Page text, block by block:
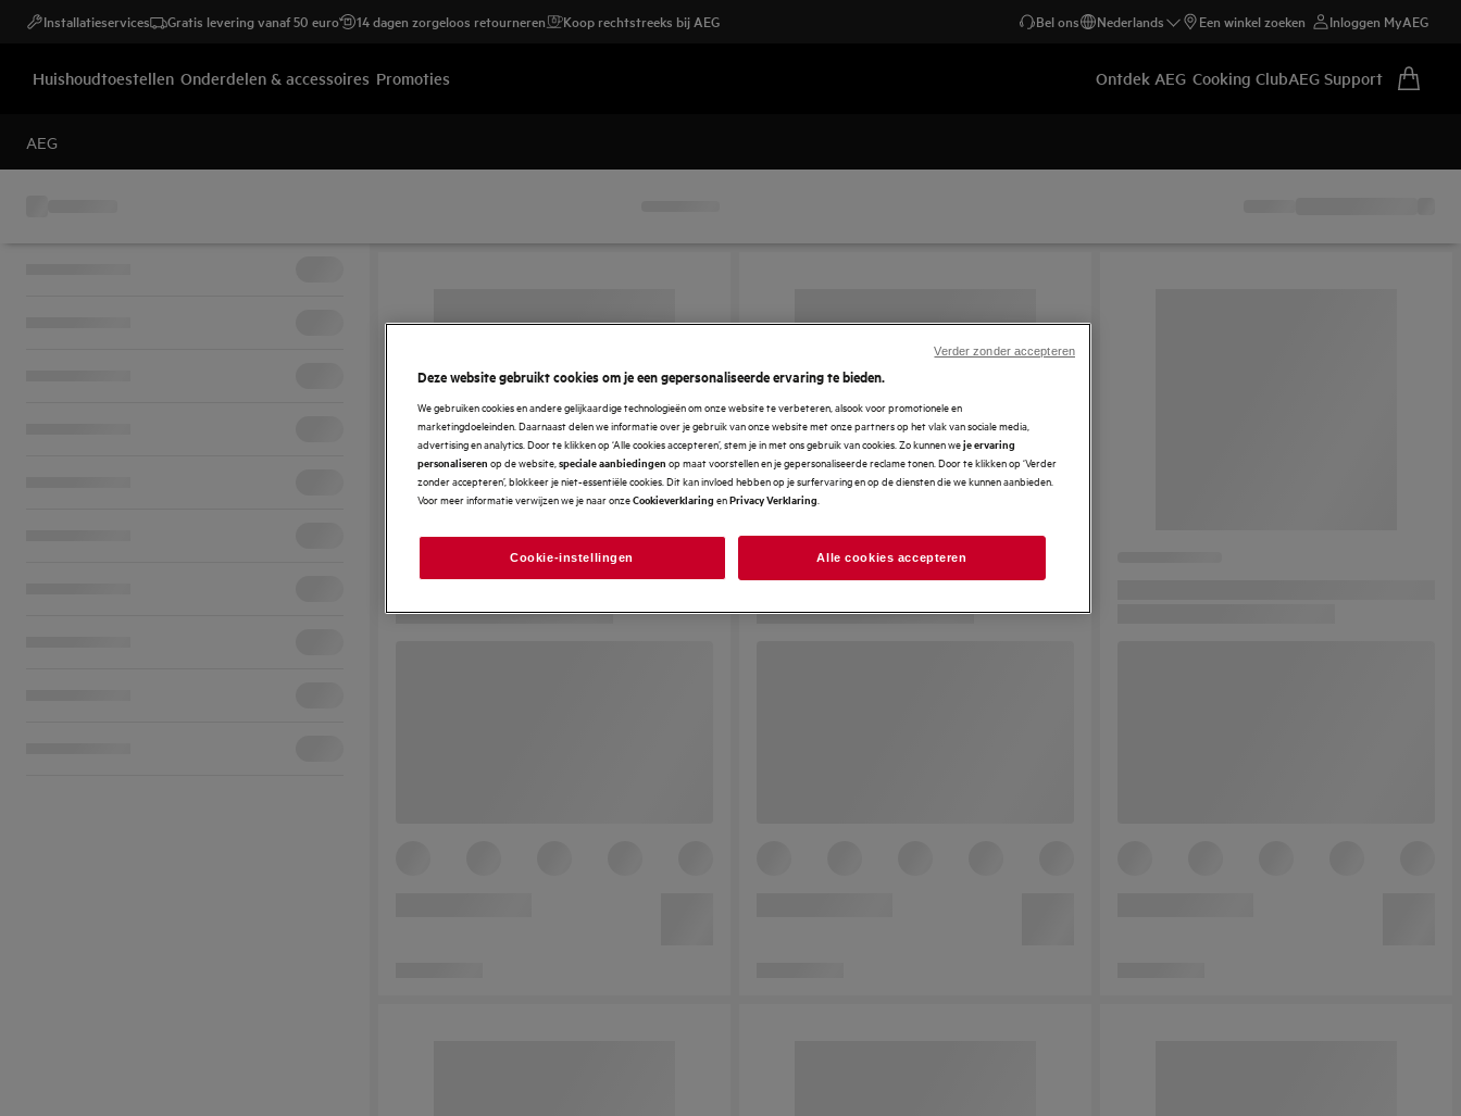
Installatieservices Gratis levering vanaf 50 euro 14 dagen zorgeloos retourneren Koop rechtstreeks bij AEG Bel ons Nederlands Een winkel zoeken Inloggen MyAEG
Huishoudtoestellen Onderdelen & accessoires Promoties Ontdek AEG Cooking ClubAEG Support
AEG
Deze website gebruikt cookies om je een gepersonaliseerde ervaring te bieden.
We gebruiken cookies en andere gelijkaardige technologieën om onze website te verbeteren, alsook voor promotionele en
marketingdoeleinden. Daarnaast delen we informatie over je gebruik van onze website met onze partners op het vlak van sociale media,
advertising en analytics. Door te klikken op ‘Alle cookies accepteren’, stem je in met ons gebruik van cookies. Zo kunnen weje ervaring
personaliseren op de website, speciale aanbiedingen op maat voorstellen en je gepersonaliseerde reclame tonen. Door te klikken op ‘Verder
zonder accepteren’, blokkeer je niet-essentiële cookies. Dit kan invloed hebben op je surfervaring en op de diensten die we kunnen aanbieden.
Voor meer informatie verwijzen we je naar onzeCookieverklaring enPrivacy Verklaring
Cookie-instellingen Alle cookies accepteren
Verder zonder accepteren